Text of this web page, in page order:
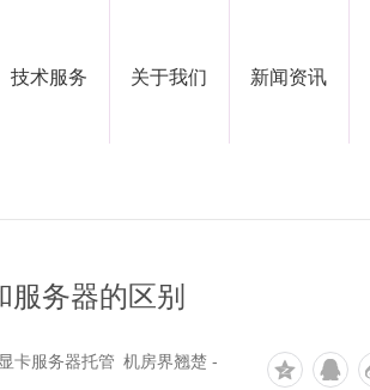
技术服务 关于我们 新闻资讯
服务器的区别
卡服务器托管 机房界翘楚 -